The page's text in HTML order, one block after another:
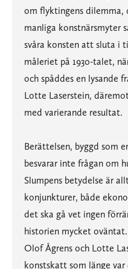
om flyktingens
manliga konstnärsmyter
svåra konsten att sluta i
måleriet på 1930-talet,
och spåddes en lysande
Lotte Laserstein,
med varierande resultat.
Berättelsen, byggd som
besvarar inte frågan om
Slumpens betydelse är
konjunkturer, både
det ska gå vet ingen
historien mycket
Olof Ågrens och Lotte
konstskatt som länge